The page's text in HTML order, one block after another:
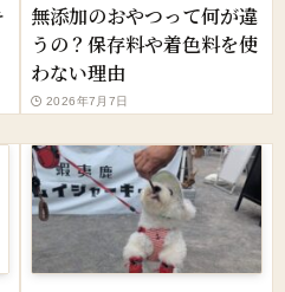
無添加のおやつって何が違
うの？保存料や着色料を使
わない理由
2026年7月7日